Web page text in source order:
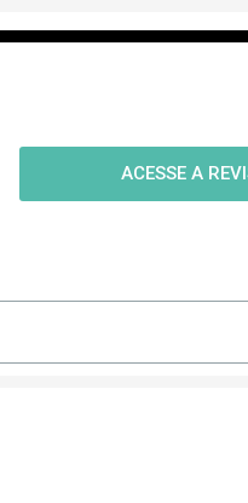
ACESSE A